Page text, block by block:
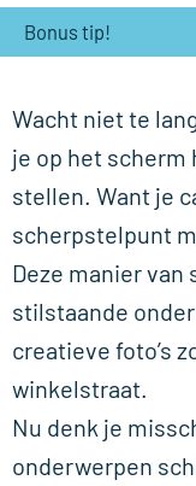
Bonus tip!
Wacht niet te
je op het
stellen. Want je
scherpstelpunt
Deze manier
stilstaande
creatieve foto’s
winkelstraat.
Nu denk je
onderwerpen